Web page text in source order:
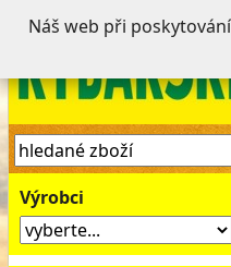
Výrobci
Náš web při